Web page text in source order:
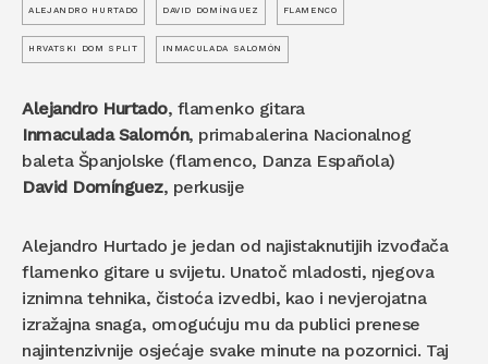
ALEJANDRO HURTADO DAVID DOMÍNGUEZ FLAMENCO
HRVATSKI DOM SPLIT INMACULADA SALOMÓN
Alejandro Hurtado, flamenko gitara
Inmaculada Salomón, primabalerina Nacionalnog
baleta Španjolske (flamenco, Danza Española)
David Domínguez, perkusije
Alejandro Hurtado je jedan od najistaknutijih izvođača
flamenko gitare u svijetu. Unatoč mladosti, njegova
iznimna tehnika, čistoća izvedbi, kao i nevjerojatna
izražajna snaga, omogućuju mu da publici prenese
najintenzivnije osjećaje svake minute na pozornici. Taj